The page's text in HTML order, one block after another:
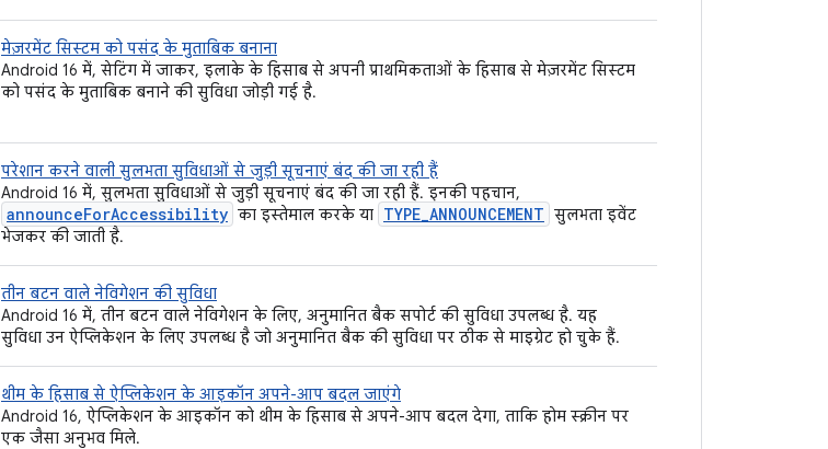
मेज़रमेंट सिस्टम को पसंद के मुताबिक बनाना
Android 16 में, सेटिंग में जाकर, इलाके के हिसाब से अपनी प्राथमिकताओं के हिसाब से मेज़रमेंट सिस्टम
को पसंद के मुताबिक बनाने की सुविधा जोड़ी गई है.
परेशान करने वाली सुलभता सुविधाओं से जुड़ी सूचनाएं बंद की जा रही हैं
Android 16 में, सुलभता सुविधाओं से जुड़ी सूचनाएं बंद की जा रही हैं. इनकी पहचान,
announceForAccessibility का इस्तेमाल करके या TYPE_ANNOUNCEMENT सुलभता इवेंट
भेजकर की जाती है.
तीन बटन वाले नेविगेशन की सुविधा
Android 16 में, तीन बटन वाले नेविगेशन के लिए, अनुमानित बैक सपोर्ट की सुविधा उपलब्ध है. यह
सुविधा उन ऐप्लिकेशन के लिए उपलब्ध है जो अनुमानित बैक की सुविधा पर ठीक से माइग्रेट हो चुके हैं.
थीम के हिसाब से ऐप्लिकेशन के आइकॉन अपने-आप बदल जाएंगे
Android 16, ऐप्लिकेशन के आइकॉन को थीम के हिसाब से अपने-आप बदल देगा, ताकि होम स्क्रीन पर
एक जैसा अनुभव मिले.